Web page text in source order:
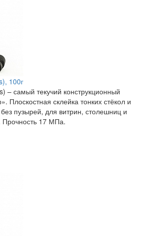
100г
– самый текучий конструкционный
Плоскостная склейка тонких стёкол и
пузырей, для витрин, столешниц и
17 МПа.